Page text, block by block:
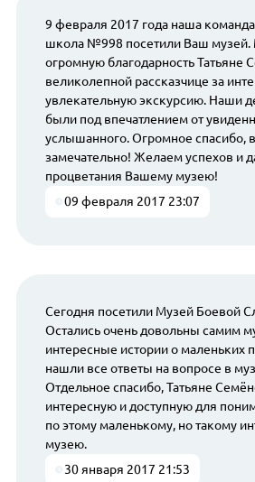
9 февраля 2017 года наша команда
школа №998 посетили Ваш
огромную благодарность Татьяне
великолепной рассказчице за
увлекательную экскурсию. Наши
были под впечатлением от
услышанного. Огромное спасибо,
замечательно! Желаем успехов и
процветания Вашему музею!
09 февраля 2017 23:07
Сегодня посетили Музей Боевой
Остались очень довольны самим
интересные истории о маленьких
нашли все ответы на вопросе в
Отдельное спасибо, Татьяне
интересную и доступную для
по этому маленькому, но такому
музею.
30 января 2017 21:53